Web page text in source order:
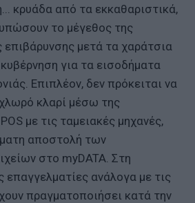
κρυάδα από τα εκκαθαριστικά,
το μέγεθος της
επιβάρυνσης μετά τα χαράτσια
για τα εισοδήματα
Επιπλέον, δεν πρόκειται να
κλαρί μέσω της
με τις ταμειακές μηχανές,
αποστολή των
στο myDATA. Στη
επαγγελματίες ανάλογα με τις
πραγματοποιήσει κατά την